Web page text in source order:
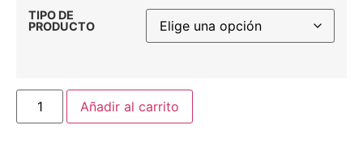
TIPO DE
PRODUCTO
Añadir al carrito